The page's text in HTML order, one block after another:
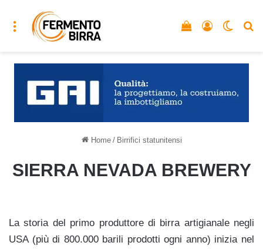
Menu Accedi
Vedi il carrello
Home / Birrifici statunitensi
SIERRA NEVADA BREWERY
La storia del primo produttore di birra artigianale negli
USA (più di 800.000 barili prodotti ogni anno) inizia nel